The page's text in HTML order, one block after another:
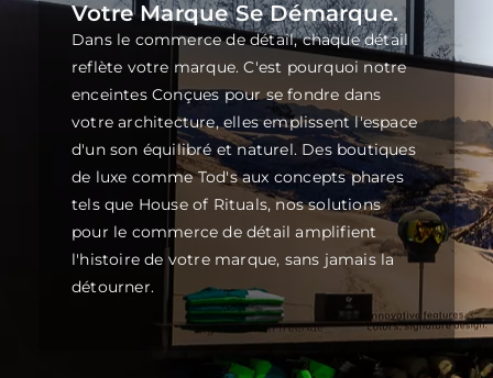
Votre Marque Se Démarque.
Dans le commerce de détail, chaque détail
reflète votre marque. C'est pourquoi notre
enceintes Conçues pour se fondre dans
votre architecture, elles emplissent l'espace
d'un son équilibré et naturel. Des boutiques
de luxe comme Tod's aux concepts phares
tels que House of Rituals, nos solutions
pour le commerce de détail amplifient
l'histoire de votre marque, sans jamais la
détourner.